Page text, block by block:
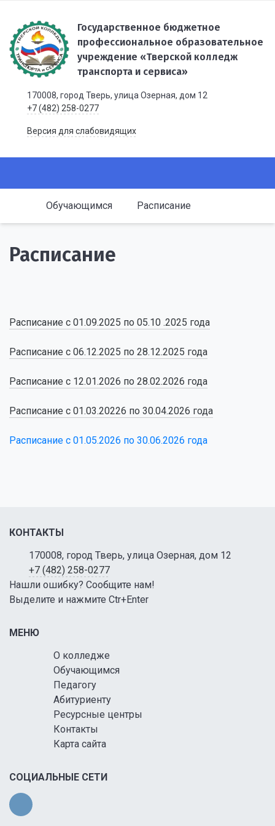
Государственное бюджетное
профессиональное образовательное
учреждение «Тверской колледж
транспорта и сервиса»
170008, город Тверь, улица Озерная, дом 12
+7 (482) 258-0277
Версия для слабовидящих
Обучающимся Расписание
Расписание
Расписание с 01.09.2025 по 05.10 .2025 года
Расписание с 06.12.2025 по 28.12.2025 года
Расписание с 12.01.2026 по 28.02.2026 года
Расписание с 01.03.20226 по 30.04.2026 года
Расписание с 01.05.2026 по 30.06.2026 года
КОНТАКТЫ
170008, город Тверь, улица Озерная, дом 12
+7 (482) 258-0277
Нашли ошибку? Сообщите нам!
Выделите и нажмите Ctr+Enter
МЕНЮ
О колледже
Обучающимся
Педагогу
Абитуриенту
Ресурсные центры
Контакты
Карта сайта
СОЦИАЛЬНЫЕ СЕТИ